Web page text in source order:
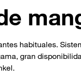
habituales.
gran